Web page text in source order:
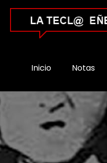
Inicio Notas